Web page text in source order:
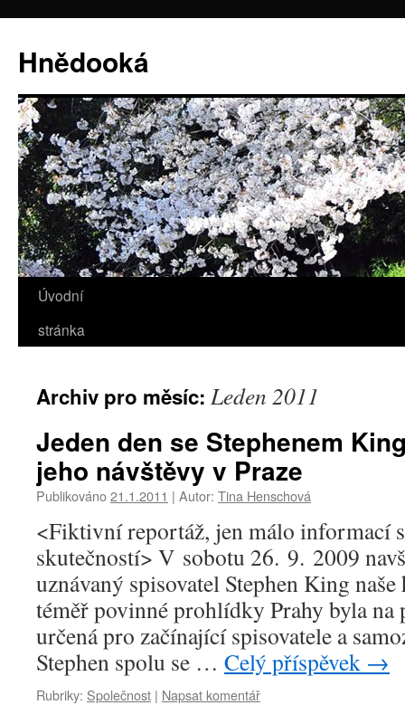
Hnědooká
Přejít
webu
Úvodní
stránka
Archiv pro měsíc: Leden 2011
Jeden den se Stephenem
jeho návštěvy v Praze
Publikováno21.1.2011 | Autor: Tina Henschová
<Fiktivní reportáž, jen málo informací
skutečností> V sobotu 26. 9. 2009
uznávaný spisovatel Stephen King
téměř povinné prohlídky Prahy byla na
určená pro začínající spisovatele a
Stephen spolu se … Celý příspěvek →
Rubriky: Společnost | Napsat komentář